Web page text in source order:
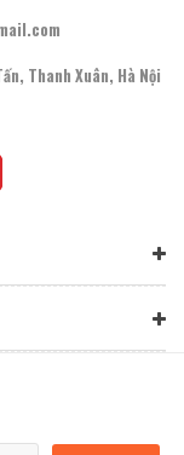
Thanh Xuân, Hà Nội